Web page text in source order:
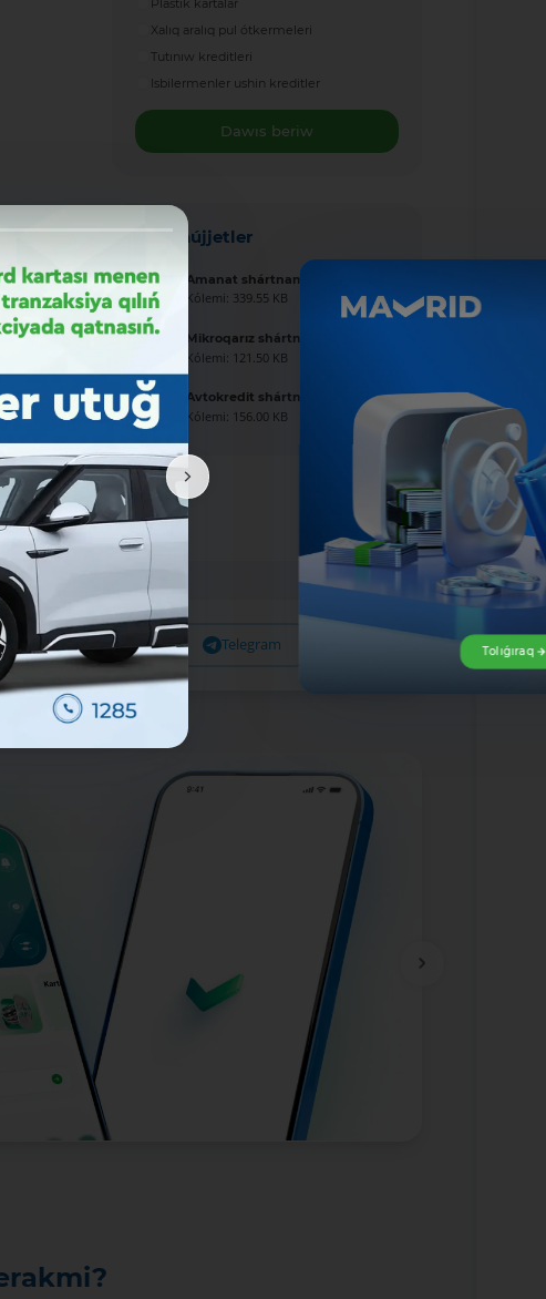
Plastik kartalar
Xalıq aralıq pul ótkermeleri
Tutınıw kreditleri
Isbilermenler ushin kreditler
Dawıs beriw
Jańa hújjetler
Amanat shártnaması úlgisi
Kólemi: 339.55 KB
Mikroqarız shártnaması úlgisi
Kólemi: 121.50 KB
Avtokredit shártnaması úlgisi
Kólemi: 156.00 KB
Facebook Telegram Tolıǵıraq